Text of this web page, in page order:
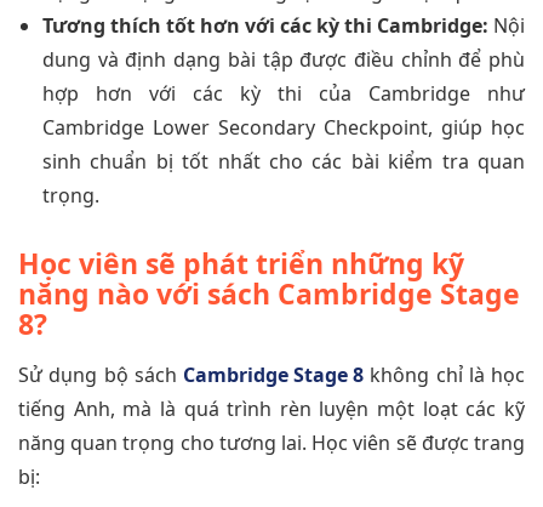
Tương thích tốt hơn với các kỳ thi Cambridge: Nội
dung và định dạng bài tập được điều chỉnh để phù
hợp hơn với các kỳ thi của Cambridge như
Cambridge Lower Secondary Checkpoint, giúp học
sinh chuẩn bị tốt nhất cho các bài kiểm tra quan
trọng.
Học viên sẽ phát triển những kỹ
năng nào với sách Cambridge Stage
8?
Sử dụng bộ sách Cambridge Stage 8 không chỉ là học
tiếng Anh, mà là quá trình rèn luyện một loạt các kỹ
năng quan trọng cho tương lai. Học viên sẽ được trang
bị: